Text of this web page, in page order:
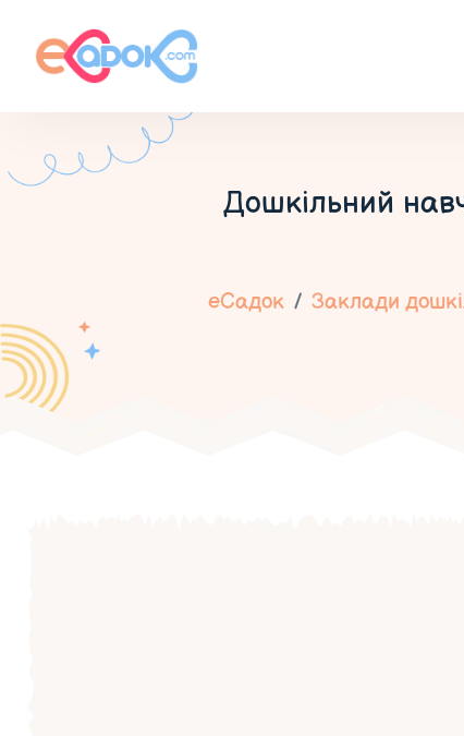
Дошкільний
еСадок Заклади